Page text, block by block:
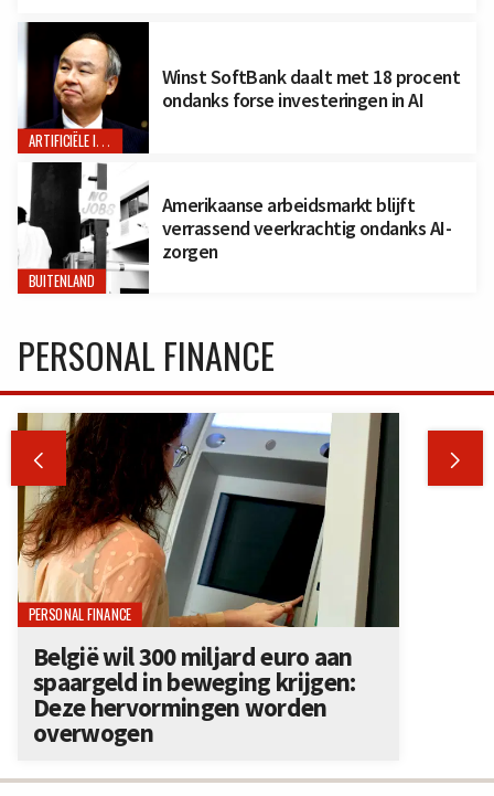
ARTIFICIËLE INTELLIGENTIE
Winst SoftBank daalt met 18 procent
ondanks forse investeringen in AI
BUITENLAND
Amerikaanse arbeidsmarkt blijft
verrassend veerkrachtig ondanks AI-
zorgen
PERSONAL FINANCE
 
PERSONAL FINANCE
België wil 300 miljard euro aan
spaargeld in beweging krijgen:
Deze hervormingen worden
overwogen